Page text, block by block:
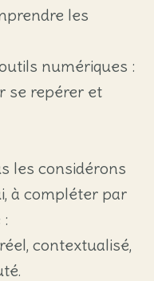
les
numériques :
se repérer et
les considérons
à compléter par
contextualisé,